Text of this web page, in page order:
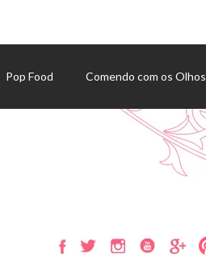
Pop Food Comendo com os Olhos